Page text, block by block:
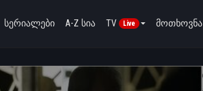
სერიალები A-Z სია TV Live მოთხოვნა